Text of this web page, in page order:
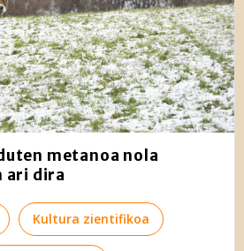
metanoa nola
ari dira
Kultura zientifikoa